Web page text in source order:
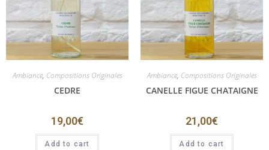
Ambiance, Compositions Originales
CEDRE
19,00€
Add to cart
Ambiance, Compositions Originales
CANELLE FIGUE CHATAIGNE
21,00€
Add to cart